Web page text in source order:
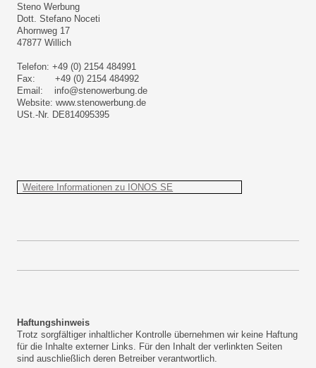
Steno Werbung
Dott. Stefano Noceti
Ahornweg 17
47877 Willich
Telefon: +49 (0) 2154 484991
Fax: +49 (0) 2154 484992
Email: info@stenowerbung.de
Website: www.stenowerbung.de
USt.-Nr. DE814095395
Weitere Informationen zu IONOS SE
Haftungshinweis
Trotz sorgfältiger inhaltlicher Kontrolle übernehmen wir keine Haftung
für die Inhalte externer Links. Für den Inhalt der verlinkten Seiten
sind auschließlich deren Betreiber verantwortlich.